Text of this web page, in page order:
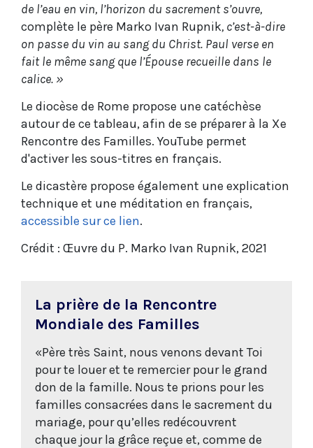
de l’eau en vin, l’horizon du sacrement s’ouvre,
complète le père Marko Ivan Rupnik, c’est-à-dire
on passe du vin au sang du Christ. Paul verse en
fait le même sang que l’Épouse recueille dans le
calice. »
Le diocèse de Rome propose une catéchèse
autour de ce tableau, afin de se préparer à la Xe
Rencontre des Familles. YouTube permet
d'activer les sous-titres en français.
Le dicastère propose également une explication
technique et une méditation en français,
accessible sur ce lien.
Crédit : Œuvre du P. Marko Ivan Rupnik, 2021
La prière de la Rencontre
Mondiale des Familles
«Père très Saint, nous venons devant Toi
pour te louer et te remercier pour le grand
don de la famille. Nous te prions pour les
familles consacrées dans le sacrement du
mariage, pour qu’elles redécouvrent
chaque jour la grâce reçue et, comme de